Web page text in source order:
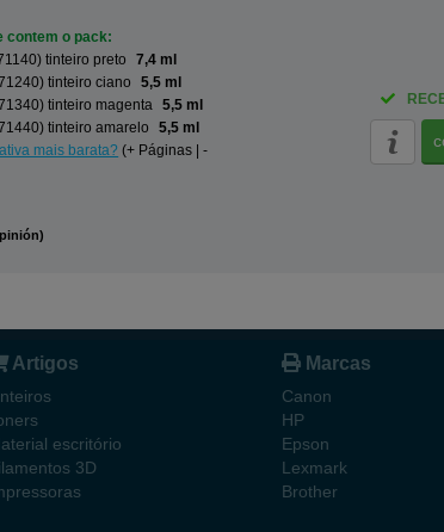
contem o pack:
tinteiro preto
7,4 ml
tinteiro ciano
5,5 ml
tinteiro magenta 5,5 ml
tinteiro amarelo
5,5 ml
mais barata? (+ Páginas | -
Artigos
escritório
3D
Marcas
Canon
HP
Epson
Lexmark
Brother